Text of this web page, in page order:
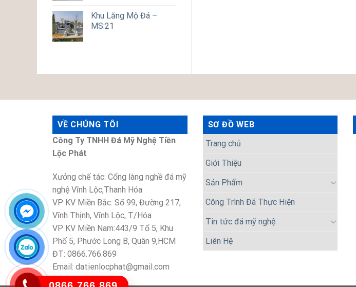
Khu Lăng Mộ Đá –
MS:21
VỀ CHÚNG TÔI
Công Ty TNHH Đá Mỹ Nghệ Tiền
Lộc Phát
Xưởng chế tác: Cổng làng nghề đá mỹ
nghệ Vĩnh Lộc,Thanh Hóa
VP KV Miền Bắc: Số 99, Đường 217,
Vĩnh Thịnh, Vĩnh Lộc, T/Hóa
VP KV Miền Nam:443/9 Tổ 5, Khu
Phố 5, Phước Long B, Quân 9,HCM
ĐT: 0866.766.869
Email: datienlocphat@gmail.com
SƠ ĐỒ WEB
Trang chủ
Giới Thiệu
Sản Phẩm
Công Trình Đã Thực Hiện
Tin tức đá mỹ nghệ
Liên Hệ